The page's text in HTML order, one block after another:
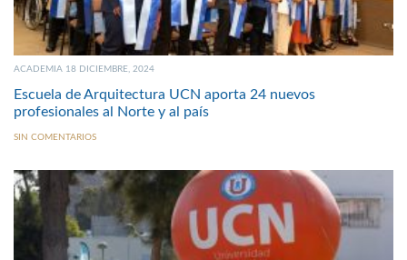
ACADEMIA 18 DICIEMBRE, 2024
Escuela de Arquitectura UCN aporta 24 nuevos
profesionales al Norte y al país
SIN COMENTARIOS